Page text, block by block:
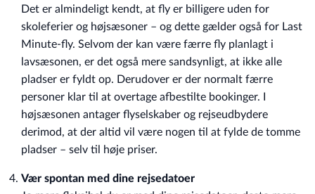
Det er almindeligt kendt, at fly er billigere uden for
skoleferier og højsæsoner – og dette gælder også for Last
Minute-fly. Selvom der kan være færre fly planlagt i
lavsæsonen, er det også mere sandsynligt, at ikke alle
pladser er fyldt op. Derudover er der normalt færre
personer klar til at overtage afbestilte bookinger. I
højsæsonen antager flyselskaber og rejseudbydere
derimod, at der altid vil være nogen til at fylde de tomme
pladser – selv til høje priser.
Vær spontan med dine rejsedatoer